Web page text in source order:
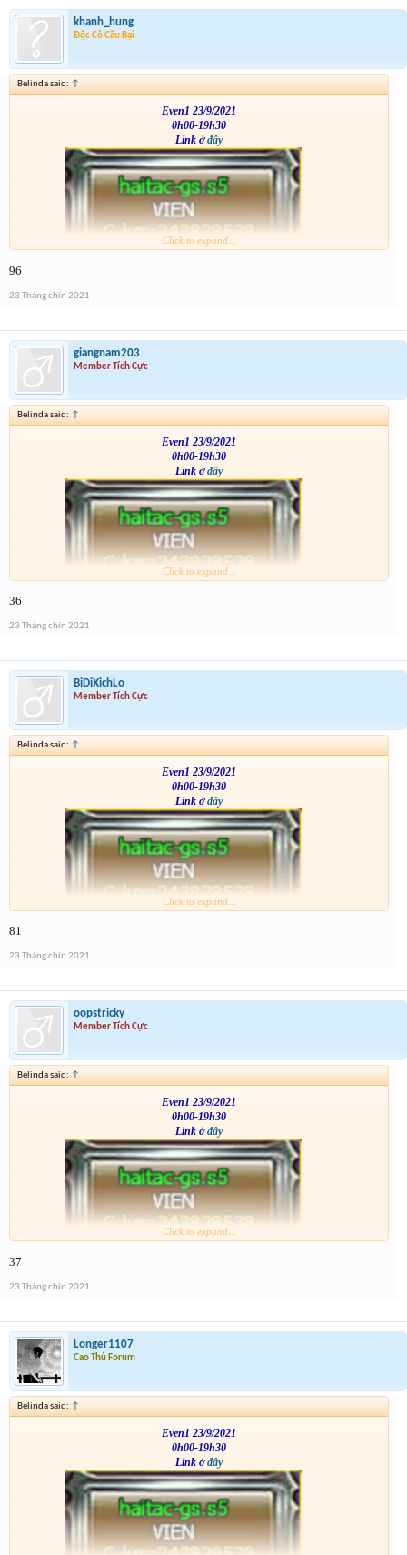
khanh_hung
Độc Cô Cầu Bại
Belinda said: ↑
Even1 23/9/2021
0h00-19h30
Link ởđây
VS
Click to expand...
96
23 Tháng chín 2021
giangnam203
Member Tích Cực
Belinda said: ↑
Even1 23/9/2021
0h00-19h30
Link ởđây
VS
Click to expand...
36
23 Tháng chín 2021
BiDiXichLo
Member Tích Cực
Belinda said: ↑
Even1 23/9/2021
0h00-19h30
Link ởđây
VS
Click to expand...
81
23 Tháng chín 2021
oopstricky
Member Tích Cực
Belinda said: ↑
Even1 23/9/2021
0h00-19h30
Link ởđây
VS
Click to expand...
37
23 Tháng chín 2021
Longer1107
Cao Thủ Forum
Belinda said: ↑
Even1 23/9/2021
0h00-19h30
Link ởđây